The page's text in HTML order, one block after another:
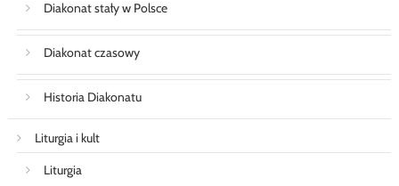
Diakonat stały w Polsce
Diakonat czasowy
Historia Diakonatu
Liturgia i kult
Liturgia